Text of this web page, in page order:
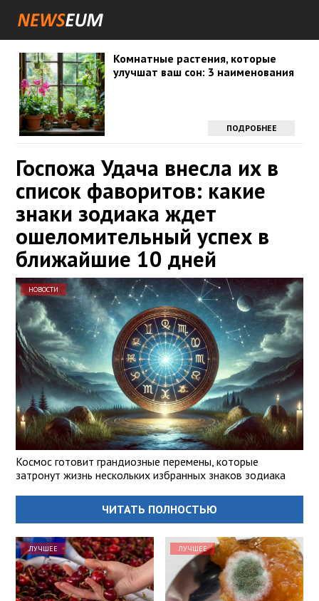
Комнатные растения, которые
улучшат ваш сон: 3 наименования
ПОДРОБНЕЕ
Госпожа Удача внесла их в
список фаворитов: какие
знаки зодиака ждет
ошеломительный успех в
ближайшие 10 дней
НОВОСТИ
Космос готовит грандиозные перемены, которые
затронут жизнь нескольких избранных знаков зодиака
ЧИТАТЬ ПОЛНОСТЬЮ
ЛУЧШЕЕ ЛУЧШЕЕ